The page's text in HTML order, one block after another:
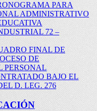
PARA
ADMINISTRATIVO
72 –
FINAL DE
DE
PERSONAL
BAJO EL
D. LEG. 276